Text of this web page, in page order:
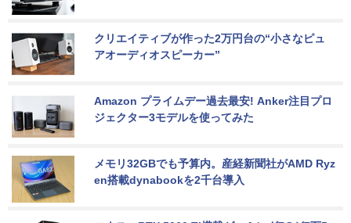
クリエイティブが作った2万円台の“小さなピュ
アオーディオスピーカー”
Amazon プライムデー過去最安! Anker注目プロ
ジェクター3モデルを使ってみた
メモリ32GBでも予算内。産経新聞社がAMD Ryz
en搭載dynabookを2千台導入